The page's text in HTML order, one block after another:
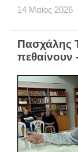
14 Μαϊος 2026
Πασχάλης
πεθαίνουν